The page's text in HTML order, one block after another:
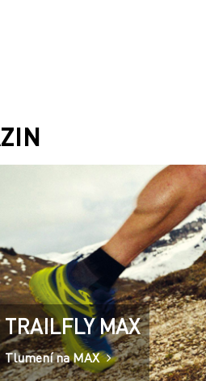
TRAILFLY MAX
Tlumení na MAX